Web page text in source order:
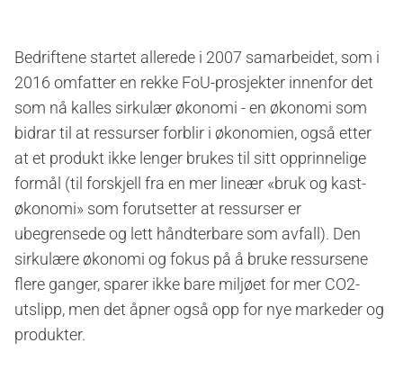
Bedriftene startet allerede i 2007 samarbeidet, som i
2016 omfatter en rekke FoU-prosjekter innenfor det
som nå kalles sirkulær økonomi - en økonomi som
bidrar til at ressurser forblir i økonomien, også etter
at et produkt ikke lenger brukes til sitt opprinnelige
formål (til forskjell fra en mer lineær «bruk og kast-
økonomi» som forutsetter at ressurser er
ubegrensede og lett håndterbare som avfall). Den
sirkulære økonomi og fokus på å bruke ressursene
flere ganger, sparer ikke bare miljøet for mer CO2-
utslipp, men det åpner også opp for nye markeder og
produkter.